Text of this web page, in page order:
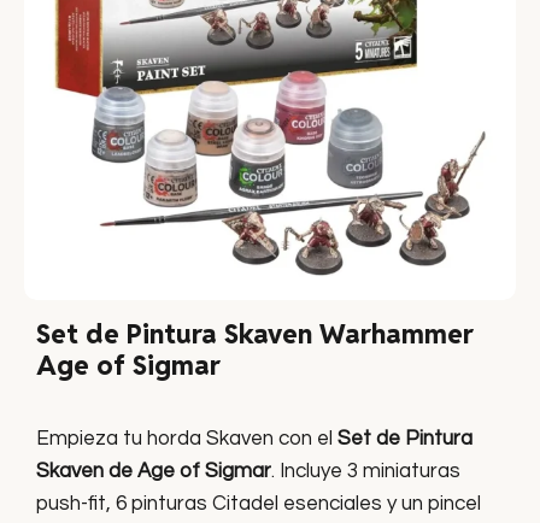
Set de Pintura Skaven Warhammer
Age of Sigmar
Empieza tu horda Skaven con el Set de Pintura
Skaven de Age of Sigmar. Incluye 3 miniaturas
push-fit, 6 pinturas Citadel esenciales y un pincel